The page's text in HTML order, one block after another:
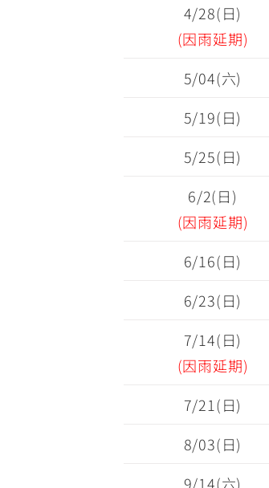
4/28(日)
(因雨延期)
5/04(六)
5/19(日)
5/25(日)
6/2(日)
(因雨延期)
6/16(日)
6/23(日)
7/14(日)
(因雨延期)
7/21(日)
8/03(日)
9/14(六)